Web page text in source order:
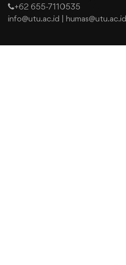
+62 655-7110535
info@utu.ac.id
humas@utu.ac.id